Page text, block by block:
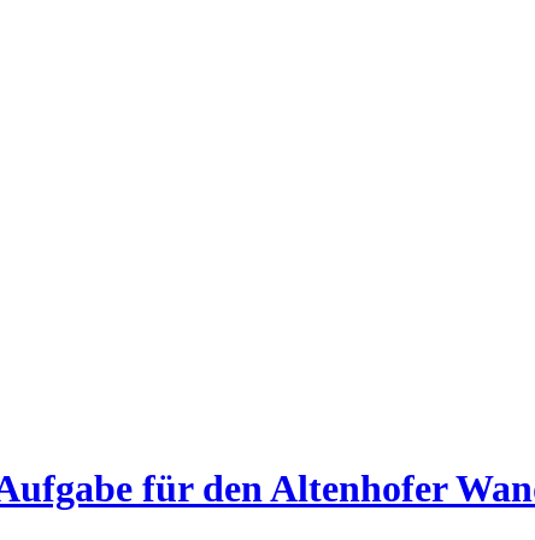
für den Altenhofer